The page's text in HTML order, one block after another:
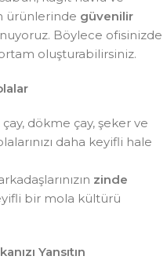
ürünlerinde güvenilir
Böylece ofisinizde
oluşturabilirsiniz.
dökme çay, şeker ve
daha keyifli hale
zinde
bir mola kültürü
Yansıtın